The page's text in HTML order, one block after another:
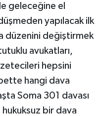
geleceğine el
yapılacak ilk
düzenini değiştirmek
avukatları,
hepsini
hangi dava
Soma 301 davası
bir dava